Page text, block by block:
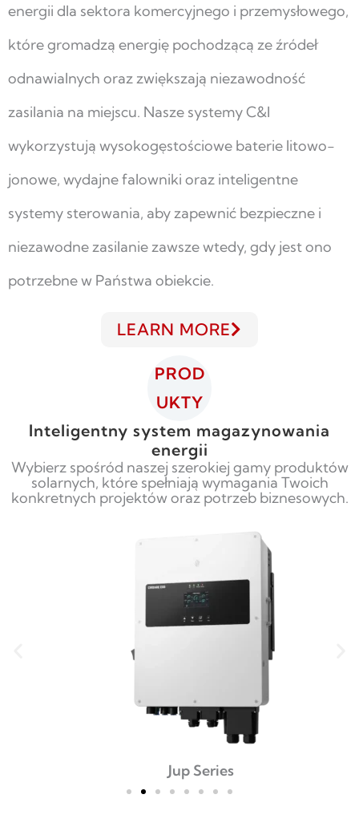
energii dla sektora komercyjnego i przemysłowego,
które gromadzą energię pochodzącą ze źródeł
odnawialnych oraz zwiększają niezawodność
zasilania na miejscu. Nasze systemy C&I
wykorzystują wysokogęstościowe baterie litowo-
jonowe, wydajne falowniki oraz inteligentne
systemy sterowania, aby zapewnić bezpieczne i
niezawodne zasilanie zawsze wtedy, gdy jest ono
potrzebne w Państwa obiekcie.
LEARN MORE
PROD
UKTY
Inteligentny system magazynowania
energii
Wybierz spośród naszej szerokiej gamy produktów
solarnych, które spełniają wymagania Twoich
konkretnych projektów oraz potrzeb biznesowych.
Jup Series